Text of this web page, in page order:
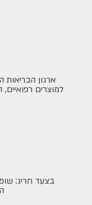
ארגון הבריאות
למוצרים
בצעד חריג: